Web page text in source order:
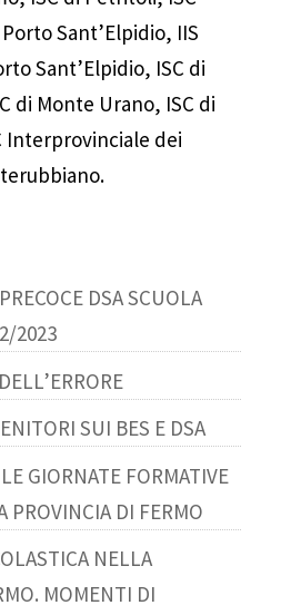
Sant’Elpidio, IIS
Sant’Elpidio, ISC di
di Monte Urano, ISC di
Interprovinciale dei
DSA SCUOLA
2023
SUI BES E DSA
GIORNATE FORMATIVE
PROVINCIA DI FERMO
NELLA
MOMENTI DI